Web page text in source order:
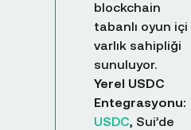
blockchain
tabanlı oyun içi
varlık sahipliği
sunuluyor.
Yerel USDC
Entegrasyonu:
USDC, Sui’de